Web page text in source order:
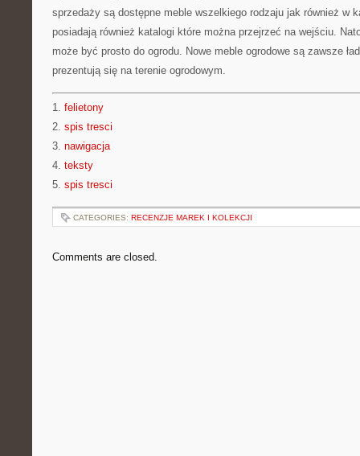
sprzedaży są dostępne meble wszelkiego rodzaju jak również w
posiadają również katalogi które można przejrzeć na wejściu.
może być prosto do ogrodu. Nowe meble ogrodowe są zawsze
prezentują się na terenie ogrodowym.
1. felietony
2. spis tresci
3. nawigacja
4. teksty
5. spis tresci
CATEGORIES: RECENZJE MAREK I KOLEKCJI
Comments are closed.